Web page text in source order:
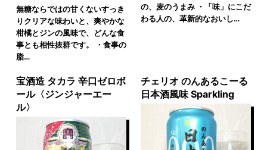
無糖ならではの甘くないすっき
りクリアな味わいと、爽やかな
柑橘とジンの風味で、どんな食
事とも相性抜群です。 ・食事の
脂…
の、麦のうまみ ・「味」にこだ
わる人の、革新的なおいし…
宝酒造 タカラ 辛口ゼロボ
ール〈ジンジャーエー
ル〉
チェリオ のんあるこーる
日本酒風味 Sparkling